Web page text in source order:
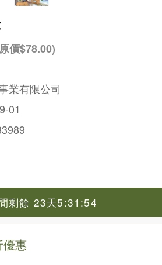
價$78.00)
業有限公司
01
剩餘 23天5:31:54
惠